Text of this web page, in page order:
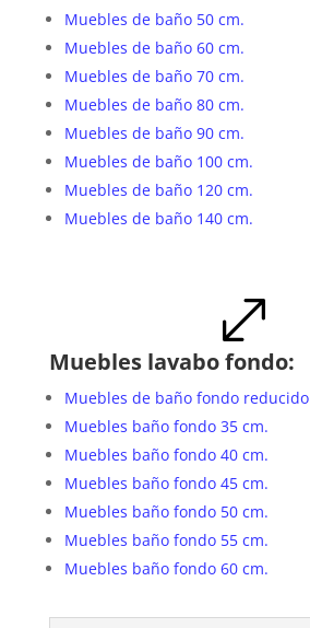
Muebles de baño 50 cm.
Muebles de baño 60 cm.
Muebles de baño 70 cm.
Muebles de baño 80 cm.
Muebles de baño 90 cm.
Muebles de baño 100 cm.
Muebles de baño 120 cm.
Muebles de baño 140 cm.
.
Muebles lavabo fondo:
Muebles de baño fondo reducido
Muebles baño fondo 35 cm.
Muebles baño fondo 40 cm.
Muebles baño fondo 45 cm.
Muebles baño fondo 50 cm.
Muebles baño fondo 55 cm.
Muebles baño fondo 60 cm.